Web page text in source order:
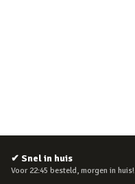
✔ Snel in huis
Voor 22:45 besteld, morgen in huis!